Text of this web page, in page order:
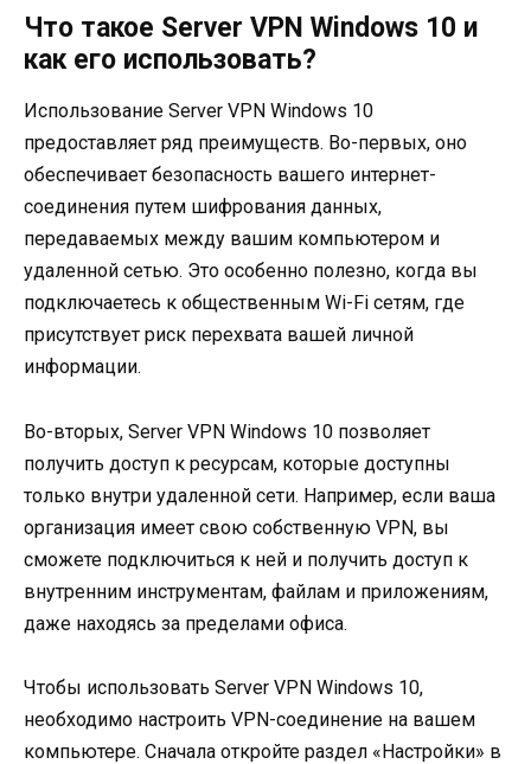
Что такое Server VPN Windows 10 и
как его использовать?
Использование Server VPN Windows 10
предоставляет ряд преимуществ. Во-первых, оно
обеспечивает безопасность вашего интернет-
соединения путем шифрования данных,
передаваемых между вашим компьютером и
удаленной сетью. Это особенно полезно, когда вы
подключаетесь к общественным Wi-Fi сетям, где
присутствует риск перехвата вашей личной
информации.
Во-вторых, Server VPN Windows 10 позволяет
получить доступ к ресурсам, которые доступны
только внутри удаленной сети. Например, если ваша
организация имеет свою собственную VPN, вы
сможете подключиться к ней и получить доступ к
внутренним инструментам, файлам и приложениям,
даже находясь за пределами офиса.
Чтобы использовать Server VPN Windows 10,
необходимо настроить VPN-соединение на вашем
компьютере. Сначала откройте раздел «Настройки» в